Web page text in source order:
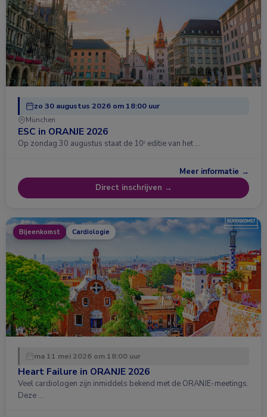
zo 30 augustus 2026 om 18:00 uur
München
ESC in ORANJE 2026
Op zondag 30 augustus staat de 10ᵉ editie van het …
Meer informatie →
Direct inschrijven →
Bijeenkomst Cardiologie
ma 11 mei 2026 om 18:00 uur
Heart Failure in ORANJE 2026
Veel cardiologen zijn inmiddels bekend met de ORANJE-meetings.
Deze …